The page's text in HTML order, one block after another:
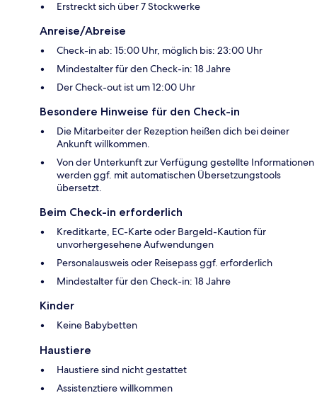
Erstreckt sich über 7 Stockwerke
Anreise/Abreise
Check-in ab: 15:00 Uhr, möglich bis: 23:00 Uhr
Mindestalter für den Check-in: 18 Jahre
Der Check-out ist um 12:00 Uhr
Besondere Hinweise für den Check-in
Die Mitarbeiter der Rezeption heißen dich bei deiner
Ankunft willkommen.
Von der Unterkunft zur Verfügung gestellte Informationen
werden ggf. mit automatischen Übersetzungstools
übersetzt.
Beim Check-in erforderlich
Kreditkarte, EC-Karte oder Bargeld-Kaution für
unvorhergesehene Aufwendungen
Personalausweis oder Reisepass ggf. erforderlich
Mindestalter für den Check-in: 18 Jahre
Kinder
Keine Babybetten
Haustiere
Haustiere sind nicht gestattet
Assistenztiere willkommen